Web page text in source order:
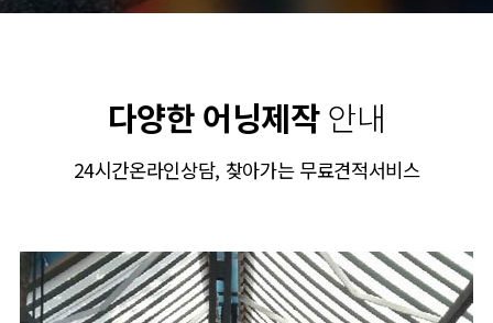
다양한 어닝제작안내
24시간온라인상담, 찾아가는 무료견적서비스